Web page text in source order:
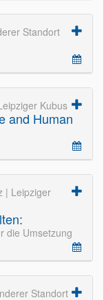
Standort
Kubus
and Human
| Leipziger
die Umsetzung
Standort